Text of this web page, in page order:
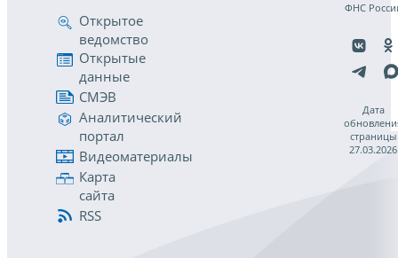
Открытое
ведомство
Открытые
данные
СМЭВ
Аналитический
портал
Видеоматериалы
Карта
сайта
RSS
ФНС
Дата
страницы
27.03.2026